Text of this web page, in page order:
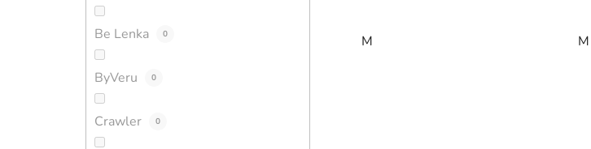
Be Lenka 0
ByVeru 0
Crawler 0
M M